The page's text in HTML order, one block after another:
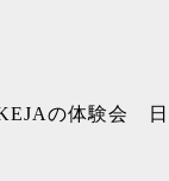
の体験会